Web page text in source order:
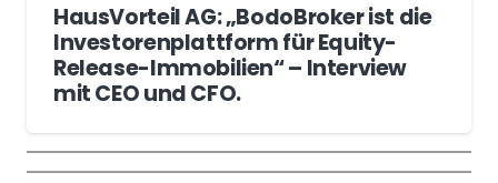
HausVorteil AG: „BodoBroker ist die
Investorenplattform für Equity-
Release-Immobilien“ – Interview
mit CEO und CFO.
Wochenrückblick
Trendthemen